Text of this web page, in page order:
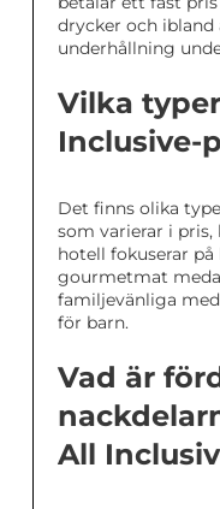
drycker och
underhållning
Vilka
Inclusive-
Det finns olika
som varierar i pris,
hotell fokuserar
gourmetmat
familjevänliga
för barn.
Vad är
All